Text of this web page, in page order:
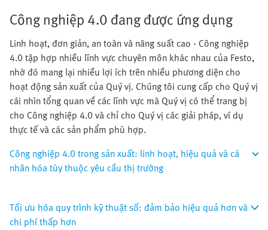
Công nghiệp 4.0 đang được ứng dụng
Linh hoạt, đơn giản, an toàn và năng suất cao - Công nghiệp
4.0 tập hợp nhiều lĩnh vực chuyên môn khác nhau của Festo,
nhờ đó mang lại nhiều lợi ích trên nhiều phương diện cho
hoạt động sản xuất của Quý vị. Chúng tôi cung cấp cho Quý vị
cái nhìn tổng quan về các lĩnh vực mà Quý vị có thể trang bị
cho Công nghiệp 4.0 và chỉ cho Quý vị các giải pháp, ví dụ
thực tế và các sản phẩm phù hợp.
Công nghiệp 4.0 trong sản xuất: linh hoạt, hiệu quả và cá
nhân hóa tùy thuộc yêu cầu thị trường
Tối ưu hóa quy trình kỹ thuật số: đảm bảo hiệu quả hơn và
chi phí thấp hơn